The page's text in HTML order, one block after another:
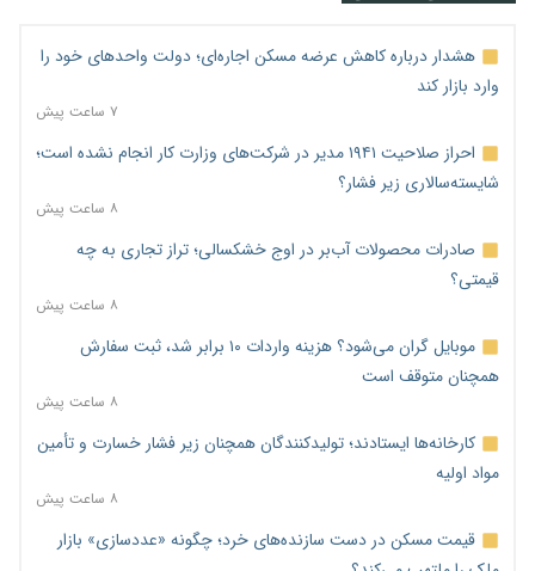
هشدار درباره کاهش عرضه مسکن اجاره‌ای؛ دولت واحدهای خود را
وارد بازار کند
۷ ساعت پیش
احراز صلاحیت ۱۹۴۱ مدیر در شرکت‌های وزارت کار انجام نشده است؛
شایسته‌سالاری زیر فشار؟
۸ ساعت پیش
صادرات محصولات آب‌بر در اوج خشکسالی؛ تراز تجاری به چه
قیمتی؟
۸ ساعت پیش
موبایل گران می‌شود؟ هزینه واردات ۱۰ برابر شد، ثبت سفارش
همچنان متوقف است
۸ ساعت پیش
کارخانه‌ها ایستادند؛ تولیدکنندگان همچنان زیر فشار خسارت و تأمین
مواد اولیه
۸ ساعت پیش
قیمت مسکن در دست سازنده‌های خرد؛ چگونه «عددسازی» بازار